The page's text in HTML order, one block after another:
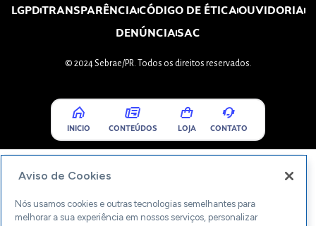
LGPDTRANSPARÊNCIACÓDIGO DE ÉTICAOUVIDORIA
DENÚNCIASAC
© 2024 Sebrae/PR. Todos os direitos reservados.
INICIO CONTEÚDOS LOJA CONTATO
Aviso de Cookies
Nós usamos cookies e outras tecnologias semelhantes para
melhorar a sua experiência em nossos serviços, personalizar